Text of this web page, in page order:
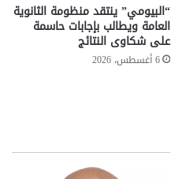
“البيومي” ينتقد منظومة الثانوية
العامة ويطالب بإجابات حاسمة
على شكاوى النتائج
6 أغسطس، 2026